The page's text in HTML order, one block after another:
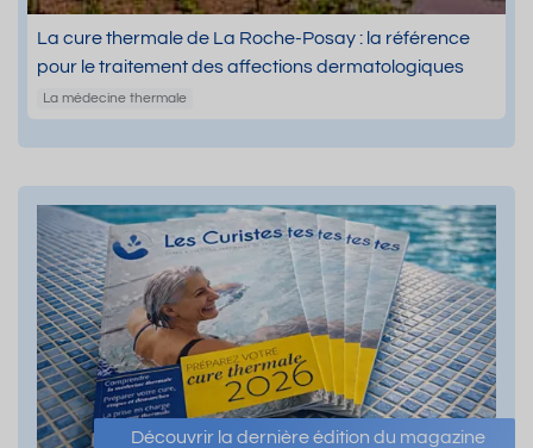
La cure thermale de La Roche-Posay : la référence
pour le traitement des affections dermatologiques
La médecine thermale
Découvrir la dernière édition du magazine